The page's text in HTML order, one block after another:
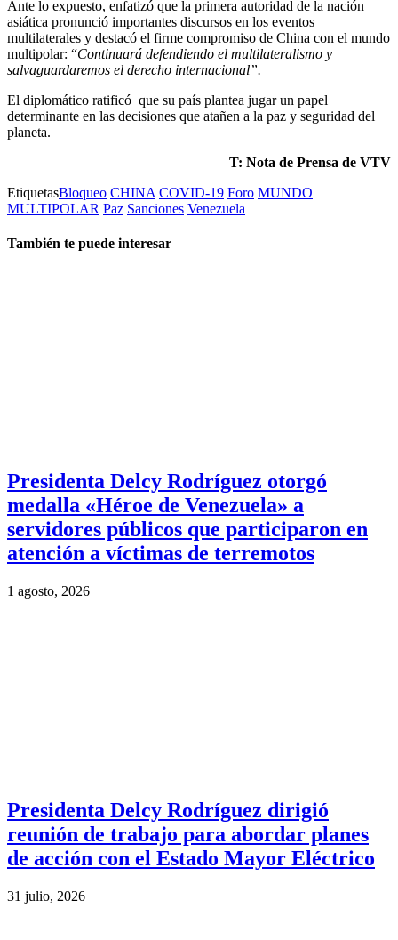
Ante lo expuesto, enfatizó que la primera autoridad de la nación
asiática pronunció importantes discursos en los eventos
multilaterales y destacó el firme compromiso de China con el mundo
multipolar: “Continuará defendiendo el multilateralismo y
salvaguardaremos el derecho internacional”.
El diplomático ratificó que su país plantea jugar un papel
determinante en las decisiones que atañen a la paz y seguridad del
planeta.
T: Nota de Prensa de VTV
EtiquetasBloqueo CHINA COVID-19 Foro MUNDO
MULTIPOLAR Paz Sanciones Venezuela
También te puede interesar
Presidenta Delcy Rodríguez otorgó
medalla «Héroe de Venezuela» a
servidores públicos que participaron en
atención a víctimas de terremotos
1 agosto, 2026
Presidenta Delcy Rodríguez dirigió
reunión de trabajo para abordar planes
de acción con el Estado Mayor Eléctrico
31 julio, 2026